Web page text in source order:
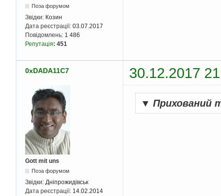
Поза форумом
Звідки: Козин
Дата реєстрації: 03.07.2017
Повідомлень: 1 486
Репутація: 451
0xDADA11C7 30.12.2017
Gott mit uns
Поза форумом
Звідки: Дніпрожидівськ
Дата реєстрації: 14.02.2014
▼ Прихований